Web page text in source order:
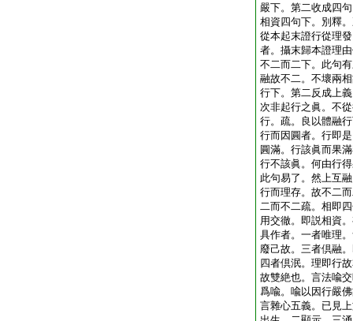
嚴下。第二收成四
相資四句下。別釋
從本起末證行從理
者。攝末歸本證理
不二而二下。此句
融故不二。不壞兩
行下。第二反成上
次非起行之眞。不
行。疏。良以體融
行而因圓者。行即
圓滿。行該眞而果
行不該眞。何由行
此句易了。然上互
行而理存。故不二
二而不二疏。相即
用交徹。即説相資
具作者。一者唯理
廢己故。三者倶融
四者倶泯。理即行
故雙絶也。言法喩
爲喩。喩以因行嚴
言雜心五義。已見